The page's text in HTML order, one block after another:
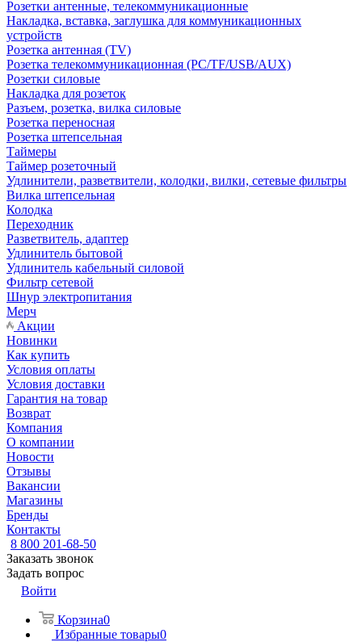
Розетки антенные, телекоммуникационные
Накладка, вставка, заглушка для коммуникационных
устройств
Розетка антенная (TV)
Розетка телекоммуникационная (PC/TF/USB/AUX)
Розетки силовые
Накладка для розеток
Разъем, розетка, вилка силовые
Розетка переносная
Розетка штепсельная
Таймеры
Таймер розеточный
Удлинители, разветвители, колодки, вилки, сетевые фильтры
Вилка штепсельная
Колодка
Переходник
Разветвитель, адаптер
Удлинитель бытовой
Удлинитель кабельный силовой
Фильтр сетевой
Шнур электропитания
Мерч
Акции
Новинки
Как купить
Условия оплаты
Условия доставки
Гарантия на товар
Возврат
Компания
О компании
Новости
Отзывы
Вакансии
Магазины
Бренды
Контакты
8 800 201-68-50
Заказать звонок
Задать вопрос
Войти
Корзина0
Избранные товары0